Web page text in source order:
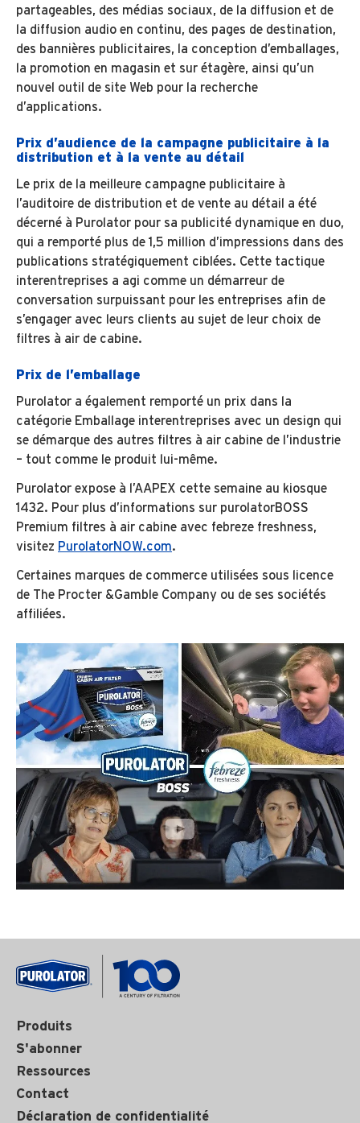
partageables, des médias sociaux, de la diffusion et de
la diffusion audio en continu, des pages de destination,
des bannières publicitaires, la conception d’emballages,
la promotion en magasin et sur étagère, ainsi qu’un
nouvel outil de site Web pour la recherche
d’applications.
Prix d’audience de la campagne publicitaire à la
distribution et à la vente au détail
Le prix de la meilleure campagne publicitaire à
l’auditoire de distribution et de vente au détail a été
décerné à Purolator pour sa publicité dynamique en duo,
qui a remporté plus de 1,5 million d’impressions dans des
publications stratégiquement ciblées. Cette tactique
interentreprises a agi comme un démarreur de
conversation surpuissant pour les entreprises afin de
s’engager avec leurs clients au sujet de leur choix de
filtres à air de cabine.
Prix de l’emballage
Purolator a également remporté un prix dans la
catégorie Emballage interentreprises avec un design qui
se démarque des autres filtres à air cabine de l’industrie
– tout comme le produit lui-même.
Purolator expose à l’AAPEX cette semaine au kiosque
1432. Pour plus d’informations sur purolatorBOSS
Premium filtres à air cabine avec febreze freshness,
visitez PurolatorNOW.com.
Certaines marques de commerce utilisées sous licence
de The Procter &Gamble Company ou de ses sociétés
affiliées.
Produits
S'abonner
Ressources
Contact
Déclaration de confidentialité